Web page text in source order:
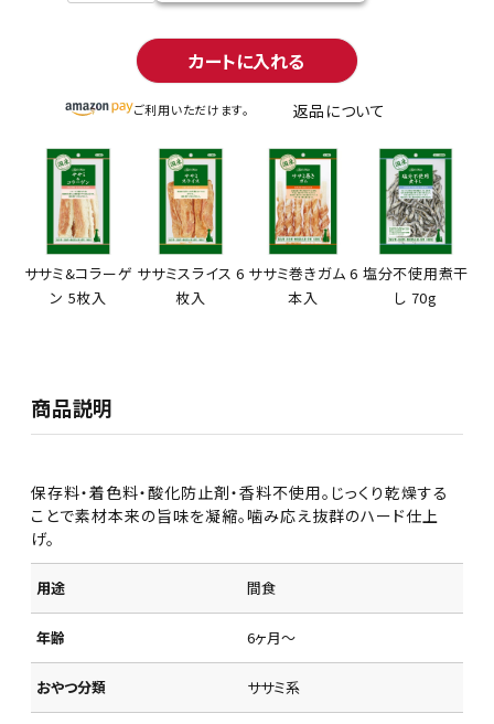
カートに入れる
ご利用いただけます。 返品について
ササミ&コラーゲ
ン 5枚入
ササミスライス 6
枚入
ササミ巻きガム 6
本入
塩分不使用煮干
し 70g
商品説明
保存料・着色料・酸化防止剤・香料不使用。じっくり乾燥する
ことで素材本来の旨味を凝縮。噛み応え抜群のハード仕上
げ。
用途 間食
年齢 6ヶ月～
おやつ分類 ササミ系